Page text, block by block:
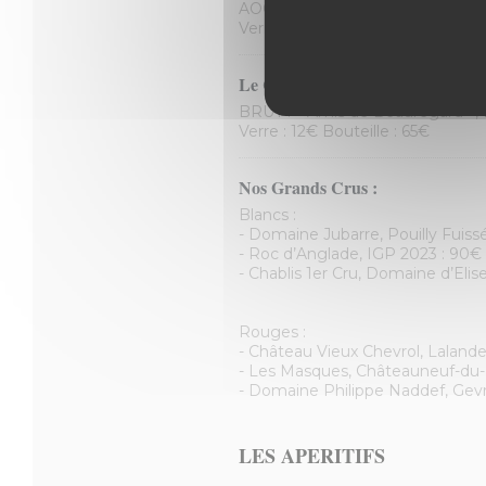
AOC Pays D’oc : « Le Temps
Verre : 8€ Bouteille : 42€
Le Champagne :
BRUT : « Amis de Beauregard »,
Verre : 12€ Bouteille : 65€
Nos Grands Crus :
Blancs :
- Domaine Jubarre, Pouilly
- Roc d’Anglade, IGP 2023 : 90€
- Chablis 1er Cru, Domaine
Rouges :
- Château Vieux Chevrol,
- Les Masques, Châteauneuf-
- Domaine Philippe Naddef,
LES APERITIFS